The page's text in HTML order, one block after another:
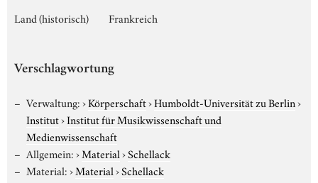
Land (historisch) Frankreich
Verschlagwortung
Verwaltung:›Körperschaft›Humboldt-Universität zu Berlin›
Institut›Institut für Musikwissenschaft und
Medienwissenschaft
Allgemein:›Material›Schellack
Material:›Material›Schellack